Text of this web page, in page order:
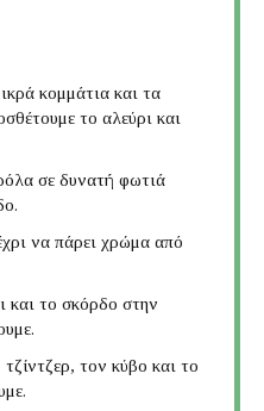
κομμάτια και τα
το αλεύρι και
σε δυνατή φωτιά
να πάρει χρώμα από
και το σκόρδο στην
τον κύβο και το